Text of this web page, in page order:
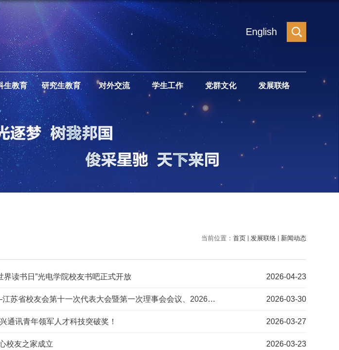
English
生教育 研究生教育 对外交流 学生工作 党群文化 发展联络
当前位置： 首页 发展联络 新闻动态
读书日”光电学院校友书吧正式开放 2026-04-23
求是创新续华章 光电星火耀金陵 —江苏省校友会第十一次代表大会暨第一次理事会会议、2026新春联谊会活动 2026-03-30
通讯青年领军人才科技突破奖！ 2026-03-27
校友之家成立 2026-03-23